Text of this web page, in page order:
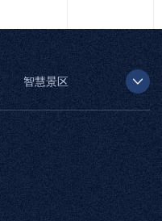
智慧景区
智能步道